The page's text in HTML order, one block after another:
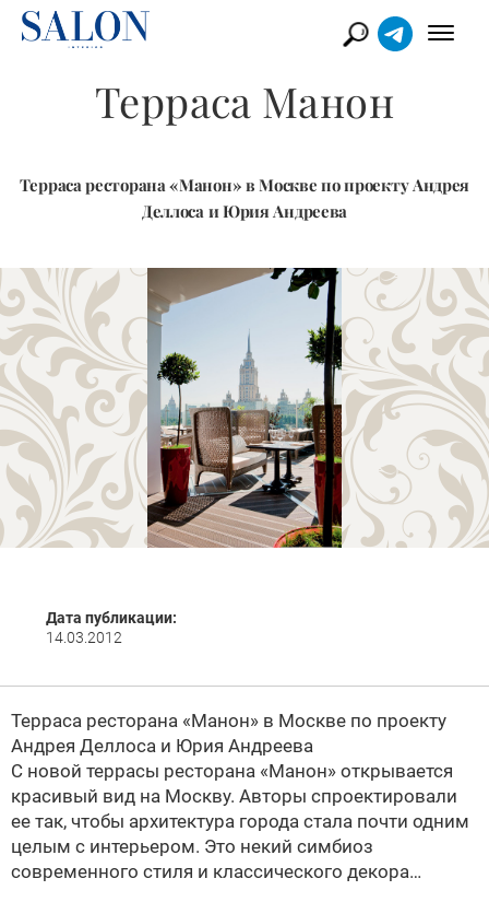
Терраса Манон
Терраса ресторана «Манон» в Москве по проекту Андрея
Деллоса и Юрия Андреева
Дата публикации:
14.03.2012
Терраса ресторана «Манон» в Москве по проекту
Андрея Деллоса и Юрия Андреева
С новой террасы ресторана «Манон» открывается
красивый вид на Москву. Авторы спроектировали
ее так, чтобы архитектура города стала почти одним
целым с интерьером. Это некий симбиоз
современного стиля и классического декора…